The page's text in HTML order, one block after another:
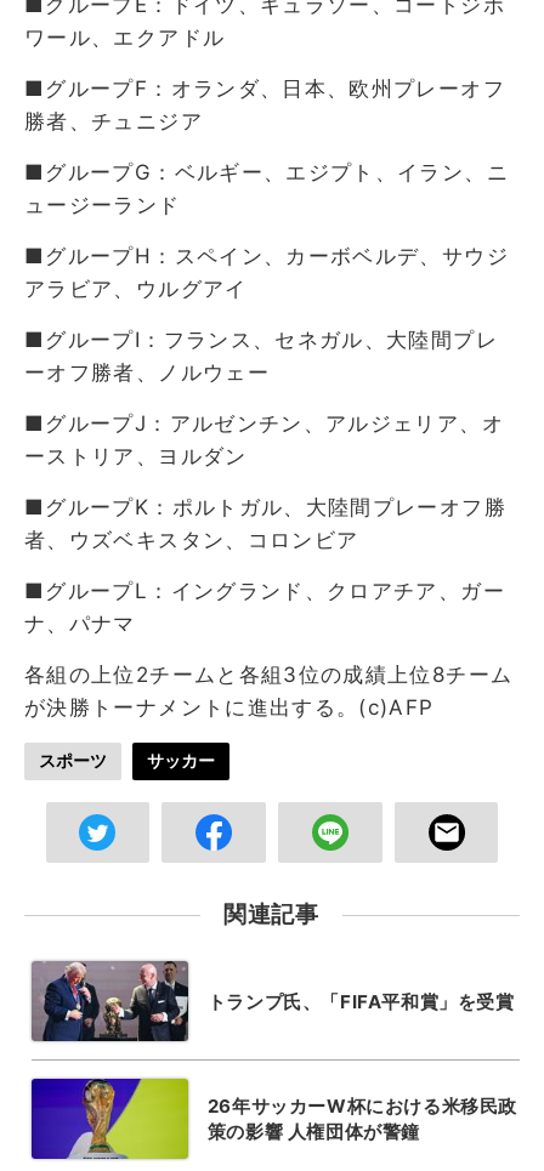
ワール、エクアドル
■グループF：オランダ、日本、欧州プレーオフ
勝者、チュニジア
■グループG：ベルギー、エジプト、イラン、ニ
ュージーランド
■グループH：スペイン、カーボベルデ、サウジ
アラビア、ウルグアイ
■グループI：フランス、セネガル、大陸間プレ
ーオフ勝者、ノルウェー
■グループJ：アルゼンチン、アルジェリア、オ
ーストリア、ヨルダン
■グループK：ポルトガル、大陸間プレーオフ勝
者、ウズベキスタン、コロンビア
■グループL：イングランド、クロアチア、ガー
ナ、パナマ
各組の上位2チームと各組3位の成績上位8チーム
が決勝トーナメントに進出する。(c)AFP
スポーツ サッカー
関連記事
トランプ氏、「FIFA平和賞」を受賞
26年サッカーW杯における米移民政
策の影響 人権団体が警鐘